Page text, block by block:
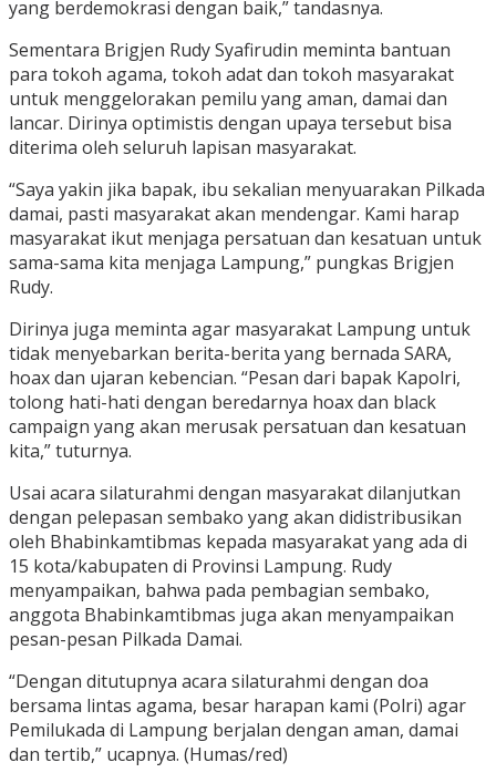
yang berdemokrasi dengan baik,” tandasnya.
Sementara Brigjen Rudy Syafirudin meminta bantuan
para tokoh agama, tokoh adat dan tokoh masyarakat
untuk menggelorakan pemilu yang aman, damai dan
lancar. Dirinya optimistis dengan upaya tersebut bisa
diterima oleh seluruh lapisan masyarakat.
“Saya yakin jika bapak, ibu sekalian menyuarakan Pilkada
damai, pasti masyarakat akan mendengar. Kami harap
masyarakat ikut menjaga persatuan dan kesatuan untuk
sama-sama kita menjaga Lampung,” pungkas Brigjen
Rudy.
Dirinya juga meminta agar masyarakat Lampung untuk
tidak menyebarkan berita-berita yang bernada SARA,
hoax dan ujaran kebencian. “Pesan dari bapak Kapolri,
tolong hati-hati dengan beredarnya hoax dan black
campaign yang akan merusak persatuan dan kesatuan
kita,” tuturnya.
Usai acara silaturahmi dengan masyarakat dilanjutkan
dengan pelepasan sembako yang akan didistribusikan
oleh Bhabinkamtibmas kepada masyarakat yang ada di
15 kota/kabupaten di Provinsi Lampung. Rudy
menyampaikan, bahwa pada pembagian sembako,
anggota Bhabinkamtibmas juga akan menyampaikan
pesan-pesan Pilkada Damai.
“Dengan ditutupnya acara silaturahmi dengan doa
bersama lintas agama, besar harapan kami (Polri) agar
Pemilukada di Lampung berjalan dengan aman, damai
dan tertib,” ucapnya. (Humas/red)